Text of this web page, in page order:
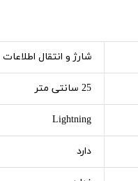
شارژ و انتقال اطلاعات
25 سانتی متر
Lightning
دارد